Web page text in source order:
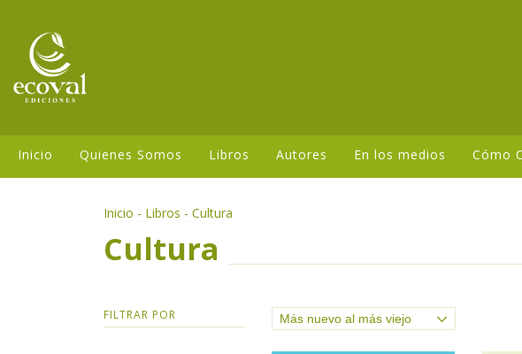
Inicio Quienes Somos Libros Autores En los medios Cómo
Inicio - Libros - Cultura
Cultura
FILTRAR POR